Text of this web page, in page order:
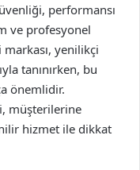
performansı
ve profesyonel
yenilikçi
tanınırken, bu
önemlidir.
müşterilerine
hizmet ile dikkat